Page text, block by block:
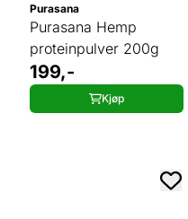
Purasana
Purasana Hemp
proteinpulver 200g
199,-
Kjøp